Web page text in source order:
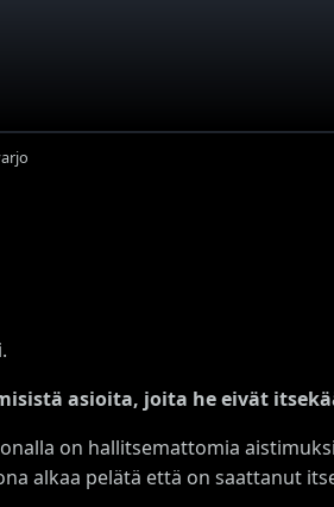
asioita, joita he eivät
on hallitsemattomia
alkaa pelätä että on saattanut